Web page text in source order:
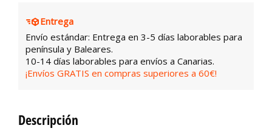
Entrega
Envío estándar: Entrega en 3-5 días laborables para
península y Baleares.
10-14 días laborables para envíos a Canarias.
¡Envíos GRATIS en compras superiores a 60€!
Descripción